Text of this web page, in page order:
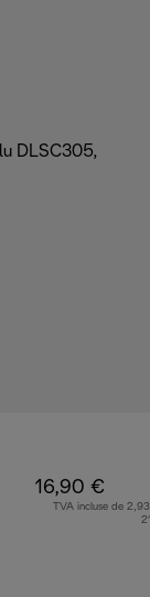
16,90 €
TVA incluse de